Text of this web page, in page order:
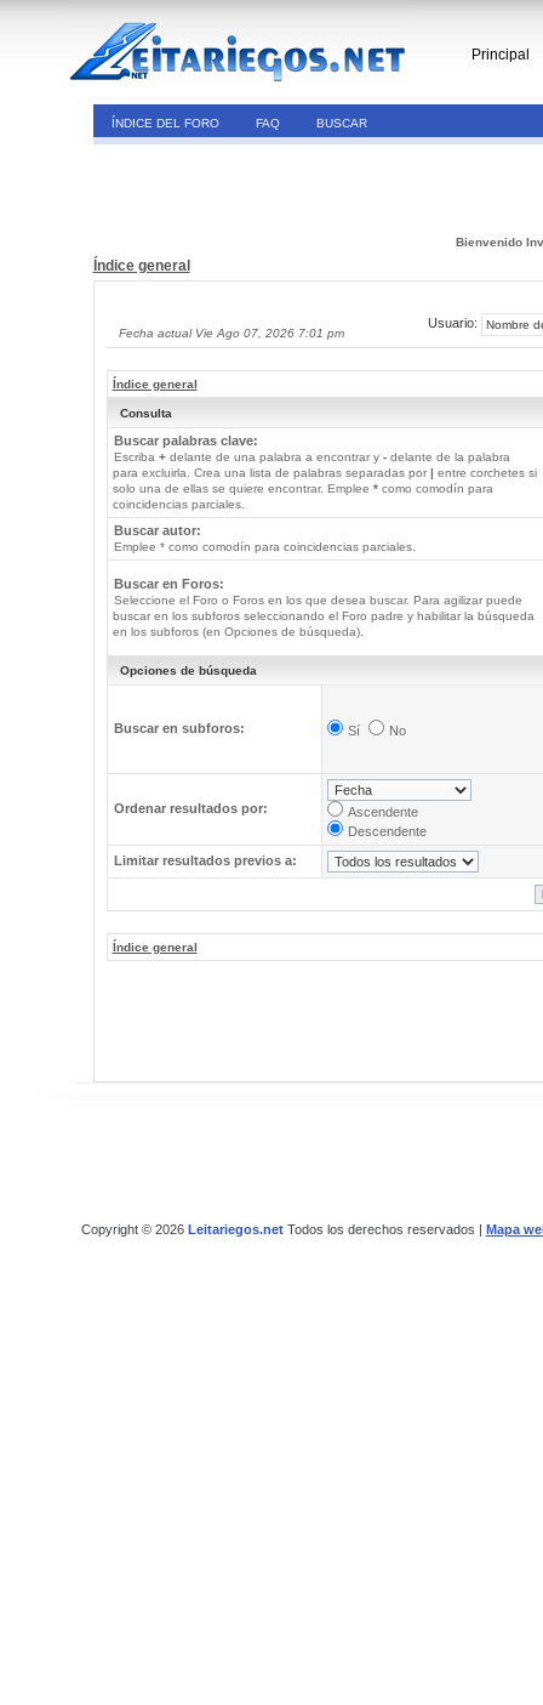
Principal
ÍNDICE DEL FORO FAQ BUSCAR
Bienvenido
Índice general
Fecha actual Vie Ago 07, 2026 7:01 pm
Usuario:
Índice general
Consulta
Buscar palabras clave:
Escriba +delante de una palabra a encontrar y -delante de la palabra
para excluirla. Crea una lista de palabras separadas por | entre corchetes si
solo una de ellas se quiere encontrar. Emplee *como comodín para
coincidencias parciales.
Buscar autor:
Emplee * como comodín para coincidencias parciales.
Buscar en Foros:
Seleccione el Foro o Foros en los que desea buscar. Para agilizar puede
buscar en los subforos seleccionando el Foro padre y habilitar la búsqueda
en los subforos (en Opciones de búsqueda).
Opciones de búsqueda
Buscar en subforos: Sí No
Ordenar resultados por:
Ascendente
Descendente
Limitar resultados previos a:
Índice general
Copyright © 2026 Leitariegos.netTodos los derechos reservados | Mapa